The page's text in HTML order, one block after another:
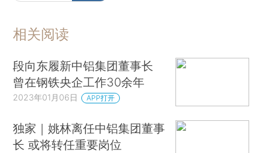
相关阅读
段向东履新中铝集团董事长
曾在钢铁央企工作30余年
2023年01月06日 APP打开
独家｜姚林离任中铝集团董事
长 或将转任重要岗位